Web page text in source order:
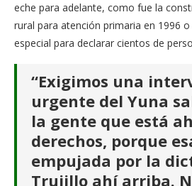
eche para adelante, como fue la
rural para atención primaria en 1996
especial para declarar cientos de
“Exigimos una
urgente del Yuna
la gente que está
derechos, porque
empujada por la
Trujillo ahí arriba.